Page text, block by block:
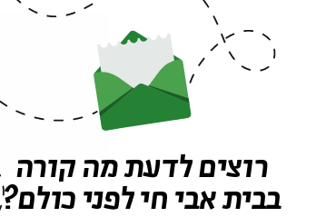
עבור "עת כנוס אבנים". לכל זמן
רוצים לדעת מה קורה
בבית אבי חי לפני כולם?